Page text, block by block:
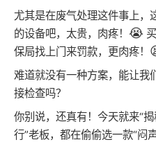
尤其是在废气处理这件事上，
的设备吧，太贵，肉疼！ 😭
保局找上门来罚款，更肉疼！
难道就没有一种方案，能让我
接检查吗？
你别说，还真有！今天就来“
行”老板，都在偷偷选一款“